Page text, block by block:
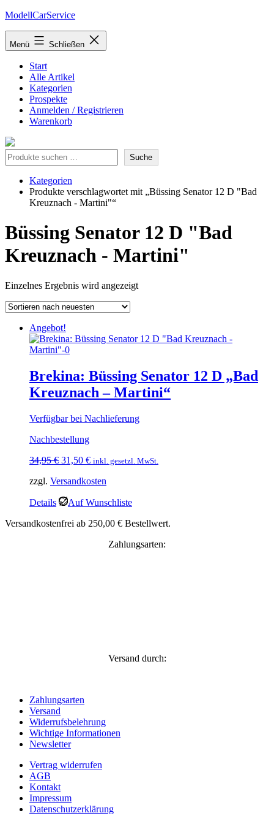
Zum
springen
ModellCarService
Menü Schließen
Start
Alle Artikel
Kategorien
Prospekte
Anmelden / Registrieren
Warenkorb
Suche Suche
Kategorien
Produkte verschlagwortet mit „Büssing Senator 12 D "Bad
Kreuznach - Martini"“
Büssing Senator 12 D "Bad
Kreuznach - Martini"
Einzelnes Ergebnis wird angezeigt
Angebot!
Brekina: Büssing Senator 12 D „Bad
Kreuznach – Martini“
Verfügbar bei Nachlieferung
Nachbestellung
34,95€ Ursprünglicher
war:
31,50 €Aktueller
ist:
inkl. gesetzl. MwSt.
zzgl. Versandkosten
Details
Auf Wunschliste
Versandkostenfrei ab 250,00 € Bestellwert.
Zahlungsarten:
Versand durch:
Zahlungsarten
Versand
Widerrufsbelehrung
Wichtige Informationen
Newsletter
Vertrag widerrufen
AGB
Kontakt
Impressum
Datenschutzerklärung